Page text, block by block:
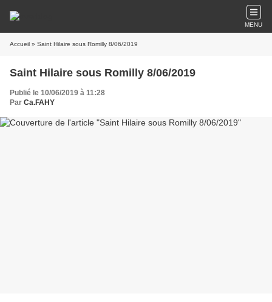
MENU
Accueil » Saint Hilaire sous Romilly 8/06/2019
Saint Hilaire sous Romilly 8/06/2019
Publié le 10/06/2019 à 11:28
Par Ca.FAHY